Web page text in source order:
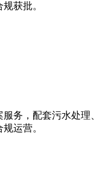
获批。
务，配套污水处理、
运营。